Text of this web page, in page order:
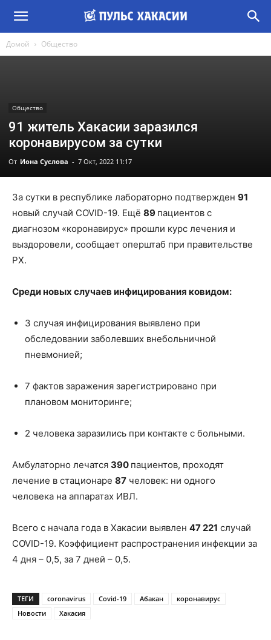
Домой Общество
Общество
91 житель Хакасии заразился
коронавирусом за сутки
От Иона Суслова - 7 Окт, 2022 11:17
За сутки в республике лабораторно подтвержден 91
новый случай COVID-19. Ещё 89 пациентов с
диагнозом «коронавирус» прошли курс лечения и
выздоровели, сообщает оперштаб при правительстве
РХ.
Среди новых случаев инфицирования ковидом:
3 случая инфицирования выявлено при
обследовании заболевших внебольничной
пневмонией;
7 фактов заражения зарегистрировано при
плановом мониторинге;
2 человека заразились при контакте с больными.
Амбулаторно лечатся 390 пациентов, проходят
лечение в стационаре 87 человек: ни одного
человека на аппаратах ИВЛ.
Всего с начала года в Хакасии выявлен 47 221 случай
COVID-19. Коэффициент распространения инфекции за
4 дня – 0,5, за 7 дней – 0,5.
ТЕГИ coronavirus Covid-19 Абакан
коронавирус
Новости
Хакасия